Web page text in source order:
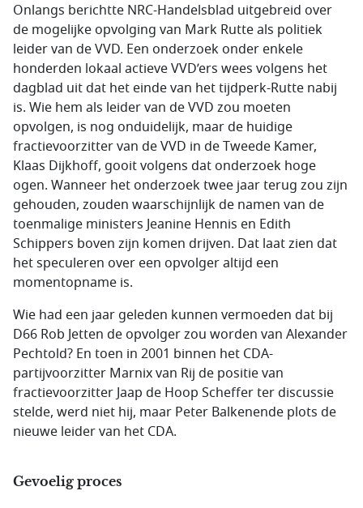
Onlangs berichtte NRC-Handelsblad uitgebreid over
de mogelijke opvolging van Mark Rutte als politiek
leider van de VVD. Een onderzoek onder enkele
honderden lokaal actieve VVD’ers wees volgens het
dagblad uit dat het einde van het tijdperk-Rutte nabij
is. Wie hem als leider van de VVD zou moeten
opvolgen, is nog onduidelijk, maar de huidige
fractievoorzitter van de VVD in de Tweede Kamer,
Klaas Dijkhoff, gooit volgens dat onderzoek hoge
ogen. Wanneer het onderzoek twee jaar terug zou zijn
gehouden, zouden waarschijnlijk de namen van de
toenmalige ministers Jeanine Hennis en Edith
Schippers boven zijn komen drijven. Dat laat zien dat
het speculeren over een opvolger altijd een
momentopname is.
Wie had een jaar geleden kunnen vermoeden dat bij
D66 Rob Jetten de opvolger zou worden van Alexander
Pechtold? En toen in 2001 binnen het CDA-
partijvoorzitter Marnix van Rij de positie van
fractievoorzitter Jaap de Hoop Scheffer ter discussie
stelde, werd niet hij, maar Peter Balkenende plots de
nieuwe leider van het CDA.
Gevoelig proces